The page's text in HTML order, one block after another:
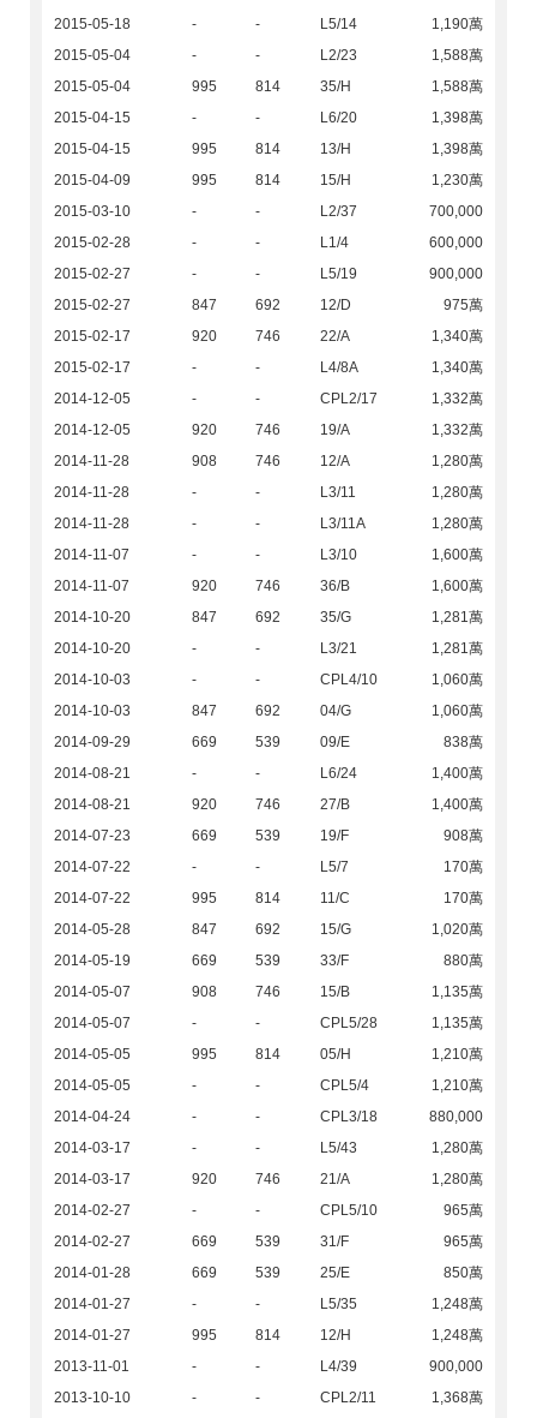
2015-05-18
- - L5/14
1,190萬
2015-05-04
- - L2/23
1,588萬
2015-05-04
995 814 35/H
1,588萬
2015-04-15
- - L6/20
1,398萬
2015-04-15
995 814 13/H
1,398萬
2015-04-09
995 814 15/H
1,230萬
2015-03-10
- - L2/37
700,000
2015-02-28
- - L1/4
600,000
2015-02-27
- - L5/19
900,000
2015-02-27
847 692 12/D
975萬
2015-02-17
920 746 22/A
1,340萬
2015-02-17
- - L4/8A
1,340萬
2014-12-05
- - CPL2/17
1,332萬
2014-12-05
920 746 19/A
1,332萬
2014-11-28
908 746 12/A
1,280萬
2014-11-28
- - L3/11
1,280萬
2014-11-28
- - L3/11A
1,280萬
2014-11-07
- - L3/10
1,600萬
2014-11-07
920 746 36/B
1,600萬
2014-10-20
847 692 35/G
1,281萬
2014-10-20
- - L3/21
1,281萬
2014-10-03
- - CPL4/10
1,060萬
2014-10-03
847 692 04/G
1,060萬
2014-09-29
669 539 09/E
838萬
2014-08-21
- - L6/24
1,400萬
2014-08-21
920 746 27/B
1,400萬
2014-07-23
669 539 19/F
908萬
2014-07-22
- - L5/7
170萬
2014-07-22
995 814 11/C
170萬
2014-05-28
847 692 15/G
1,020萬
2014-05-19
669 539 33/F
880萬
2014-05-07
908 746 15/B
1,135萬
2014-05-07
- - CPL5/28
1,135萬
2014-05-05
995 814 05/H
1,210萬
2014-05-05
- - CPL5/4
1,210萬
2014-04-24
- - CPL3/18
880,000
2014-03-17
- - L5/43
1,280萬
2014-03-17
920 746 21/A
1,280萬
2014-02-27
- - CPL5/10
965萬
2014-02-27
669 539 31/F
965萬
2014-01-28
669 539 25/E
850萬
2014-01-27
- - L5/35
1,248萬
2014-01-27
995 814 12/H
1,248萬
2013-11-01
- - L4/39
900,000
2013-10-10
- - CPL2/11
1,368萬